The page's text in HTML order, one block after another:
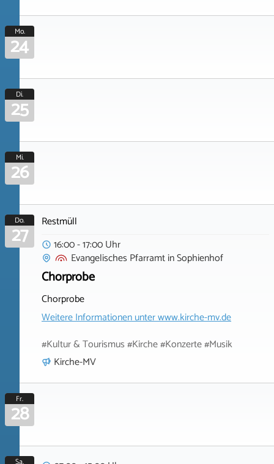
Mo.
24
Di.
25
Mi.
26
Do.
27
Restmüll
16:00 - 17:00 Uhr
Evangelisches PfarramtinSophienhof
Chorprobe
Chorprobe
Weitere Informationen unterwww.kirche-mv.de
#Kultur & Tourismus #Kirche #Konzerte #Musik
Kirche-MV
Fr.
28